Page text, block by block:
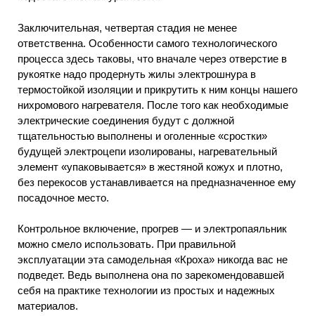
Заключительная, четвертая стадия не менее
ответственна. Особенности самого технологического
процесса здесь таковы, что вначале через отверстие в
рукоятке надо продернуть жилы электрошнура в
термостойкой изоляции и прикрутить к ним концы нашего
нихромового нагревателя. После того как необходимые
электрические соединения будут с должной
тщательностью выполнены и оголенные «сростки»
будущей электроцепи изолированы, нагревательный
элемент «упаковывается» в жестяной кожух и плотно,
без перекосов устанавливается на предназначенное ему
посадочное место.
Контрольное включение, прогрев — и электропаяльник
можно смело использовать. При правильной
эксплуатации эта самодельная «Кроха» никогда вас не
подведет. Ведь выполнена она по зарекомендовавшей
себя на практике технологии из простых и надежных
материалов.